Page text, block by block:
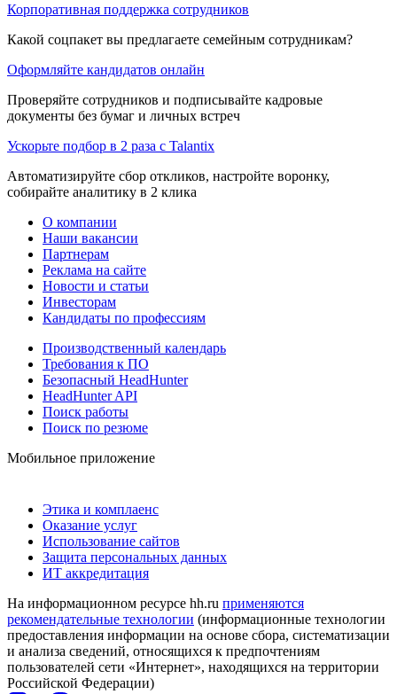
Корпоративная поддержка сотрудников
Какой соцпакет вы предлагаете семейным сотрудникам?
Оформляйте кандидатов онлайн
Проверяйте сотрудников и подписывайте кадровые
документы без бумаг и личных встреч
Ускорьте подбор в 2 раза с Talantix
Автоматизируйте сбор откликов, настройте воронку,
собирайте аналитику в 2 клика
О компании
Наши вакансии
Партнерам
Реклама на сайте
Новости и статьи
Инвесторам
Кандидаты по профессиям
Производственный календарь
Требования к ПО
Безопасный HeadHunter
HeadHunter API
Поиск работы
Поиск по резюме
Мобильное приложение
Этика и комплаенс
Оказание услуг
Использование сайтов
Защита персональных данных
ИТ аккредитация
На информационном ресурсе hh.ru применяются
рекомендательные технологии (информационные технологии
предоставления информации на основе сбора, систематизации
и анализа сведений, относящихся к предпочтениям
пользователей сети «Интернет», находящихся на территории
Российской Федерации)